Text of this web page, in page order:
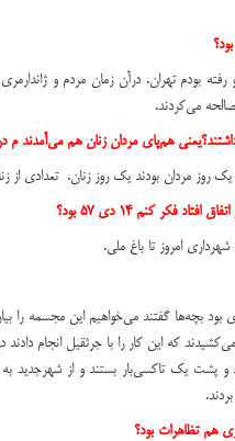
لار نبودم و رفته بودم تهران. درآن زمان مردم و
مي‌كردند.
هم‌پاي مردان زنان هم مي‌‌آمدند
روز مردان بودند يك روز زنان. تعدادي از
فكر كنم ۱۴ دي ۵۷ بود؟
امروز تا باغ ملي.
بود بچه‌ها گفتند مي‌خواهيم اين مجسمه را
كه اين كار را با جرثقيل انجام دادند
و پشت يك تاكسي‌بار بستند و از شهرجديد
هم تظاهرات بود؟